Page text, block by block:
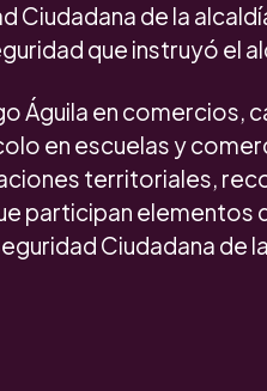
Ciudadana de la
que instruyó el
Águila en comercios,
en escuelas y
territoriales,
participan elementos
Ciudadana de